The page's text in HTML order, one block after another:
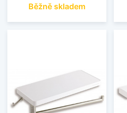
Běžně skladem